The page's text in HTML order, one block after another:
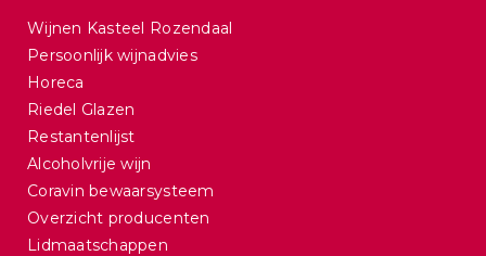
Wijnen Kasteel Rozendaal
Persoonlijk wijnadvies
Horeca
Riedel Glazen
Restantenlijst
Alcoholvrije wijn
Coravin bewaarsysteem
Overzicht producenten
Lidmaatschappen